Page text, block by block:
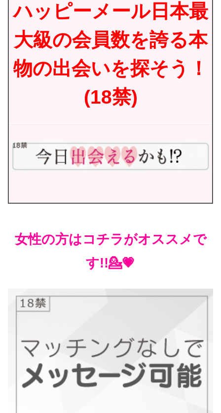
ハッピーメール日本最
大級の会員数を誇る本
物の出会いを探そう！
(18禁)
女性の方はコチラがオススメで
す!!💁💗